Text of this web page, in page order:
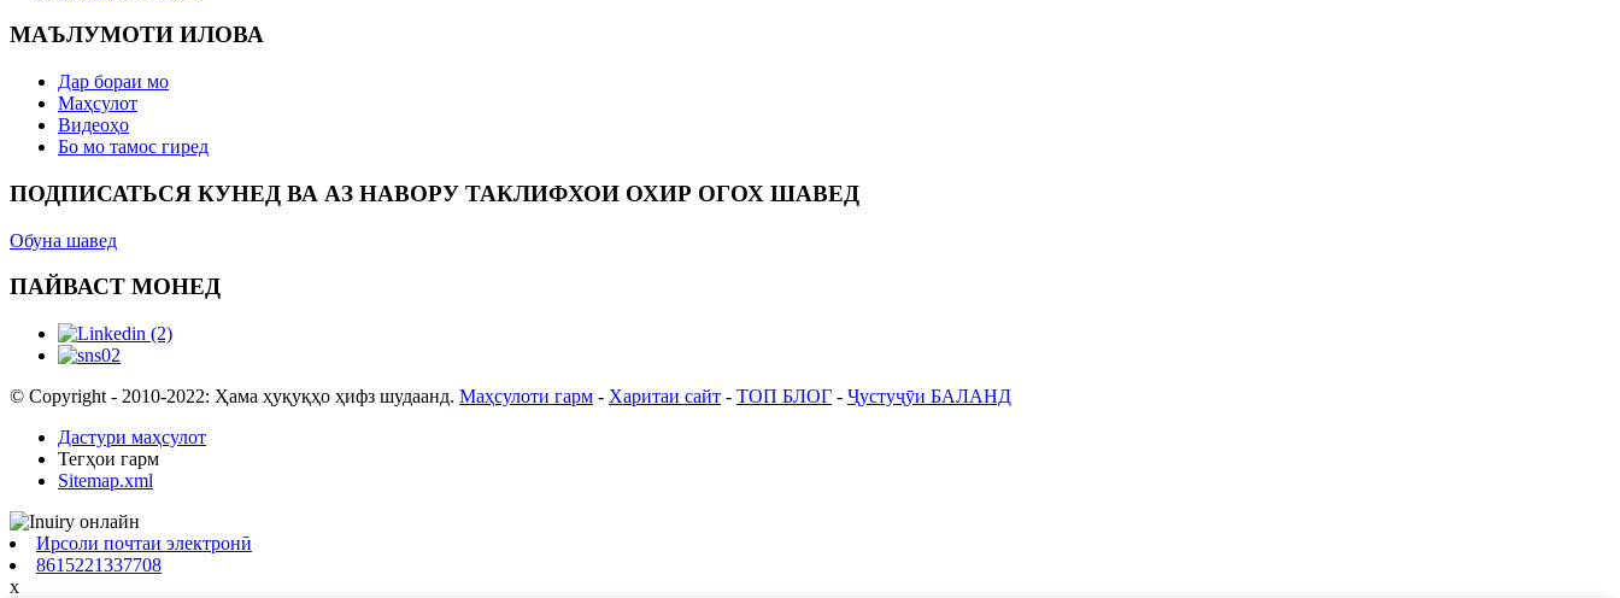
МАЪЛУМОТИ ИЛОВА
Дар бораи мо
Маҳсулот
Видеоҳо
Бо мо тамос гиред
ПОДПИСАТЬСЯ КУНЕД ВА АЗ НАВОРУ ТАКЛИФХОИ ОХИР ОГОХ ШАВЕД
Обуна шавед
ПАЙВАСТ МОНЕД
© Copyright - 2010-2022: Ҳама ҳуқуқҳо ҳифз шудаанд. Маҳсулоти гарм - Харитаи сайт - ТОП БЛОГ - Ҷустуҷӯи БАЛАНД
Дастури маҳсулот
Тегҳои гарм
Sitemap.xml
Ирсоли почтаи электронӣ
8615221337708
x